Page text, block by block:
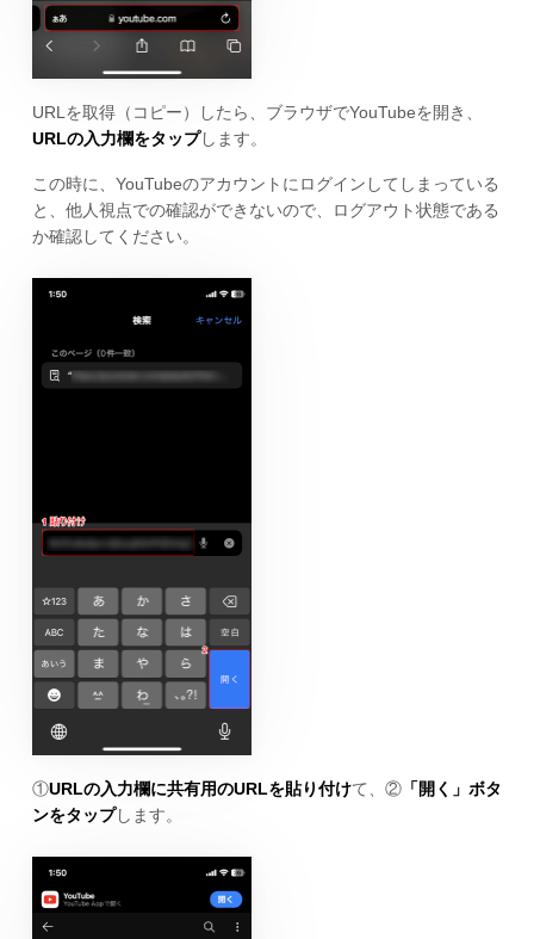
URLを取得（コピー）したら、ブラウザでYouTubeを開き、
URLの入力欄をタップします。
この時に、YouTubeのアカウントにログインしてしまっている
と、他人視点での確認ができないので、ログアウト状態である
か確認してください。
①URLの入力欄に共有用のURLを貼り付けて、②「開く」ボタ
ンをタップします。